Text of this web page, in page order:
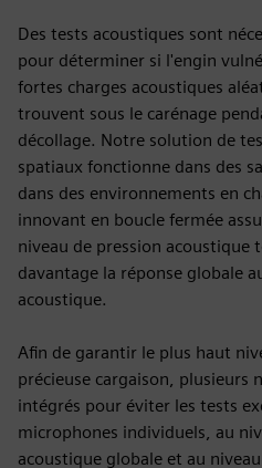
Des tests acoustiques sont
pour déterminer si l'engin
fortes charges acoustiques
trouvent sous le carénage
décollage. Notre solution de
spatiaux fonctionne dans des
dans des environnements en
innovant en boucle fermée
niveau de pression acoustique
davantage la réponse globale
acoustique.
Afin de garantir le plus haut
précieuse cargaison, plusieurs
intégrés pour éviter les tests
microphones individuels, au
acoustique globale et au